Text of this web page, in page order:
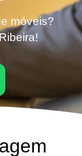
móveis?